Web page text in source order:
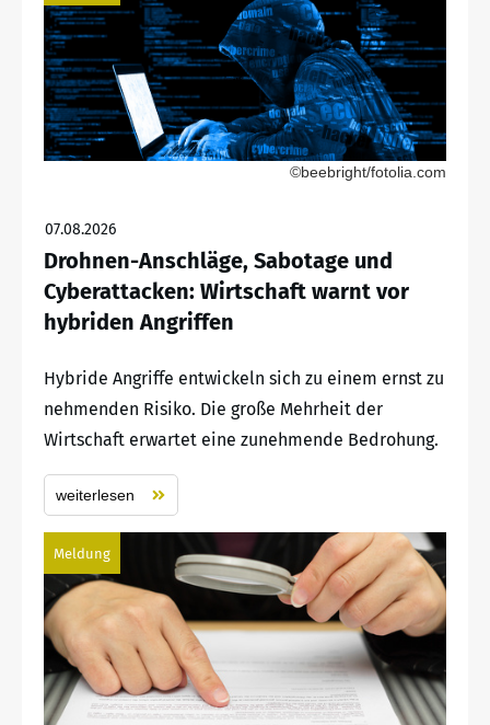
©beebright/fotolia.com
07.08.2026
Drohnen-Anschläge, Sabotage und
Cyberattacken: Wirtschaft warnt vor
hybriden Angriffen
Hybride Angriffe entwickeln sich zu einem ernst zu
nehmenden Risiko. Die große Mehrheit der
Wirtschaft erwartet eine zunehmende Bedrohung.
weiterlesen
Meldung